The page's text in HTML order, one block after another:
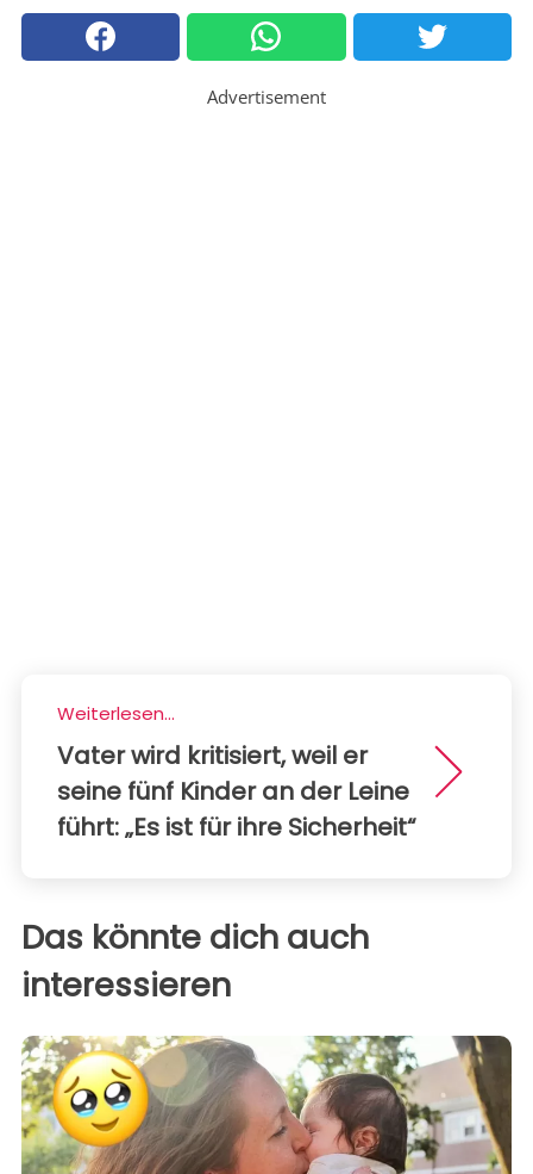
Advertisement
Weiterlesen...
Vater wird kritisiert, weil er
seine fünf Kinder an der Leine
führt: „Es ist für ihre Sicherheit“
Das könnte dich auch
interessieren